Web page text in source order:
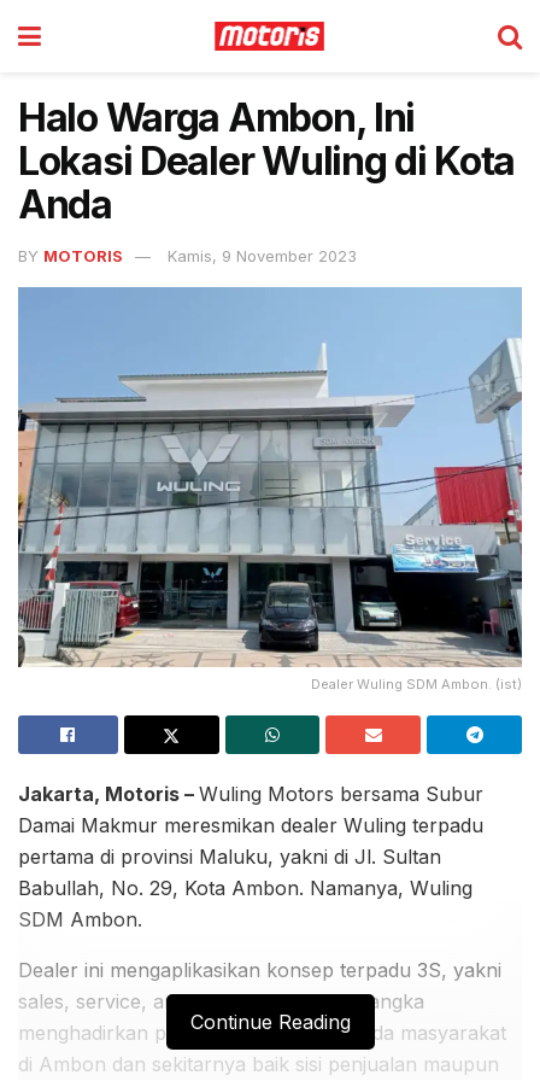
Halo Warga Ambon, Ini
Lokasi Dealer Wuling di Kota
Anda
BY MOTORIS Kamis, 9 November 2023
Dealer Wuling SDM Ambon. (ist)
Jakarta, Motoris – Wuling Motors bersama Subur
Damai Makmur meresmikan dealer Wuling terpadu
pertama di provinsi Maluku, yakni di Jl. Sultan
Babullah, No. 29, Kota Ambon. Namanya, Wuling
SDM Ambon.
Dealer ini mengaplikasikan konsep terpadu 3S, yakni
sales, service, and spare part, dalam rangka
menghadirkan pelayanan optimal kepada masyarakat
di Ambon dan sekitarnya baik sisi penjualan maupun
Continue Reading